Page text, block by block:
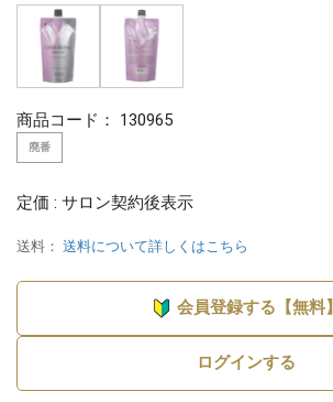
商品コード： 130965
廃番
定価 : サロン契約後表示
送料： 送料について詳しくはこちら
会員登録する【無料】
ログインする